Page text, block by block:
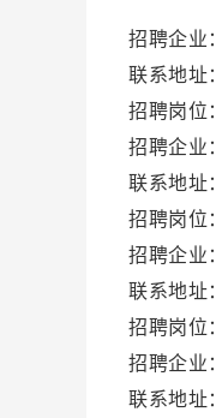
招聘企业：
联系地址
招聘岗位：
招聘企业：
联系地址
招聘岗位：
招聘企业：
联系地址
招聘岗位：
招聘企业：
联系地址